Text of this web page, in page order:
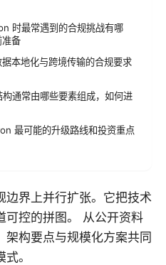
时最常遇到的合规挑战有哪
准备
本地化与跨境传输的合规要求
通常由哪些要素组成，如何进
最可能的升级路线和投资重点
界上并行扩张。它把技术
可控的拼图。 从公开资料
构要点与规模化方案共同
。